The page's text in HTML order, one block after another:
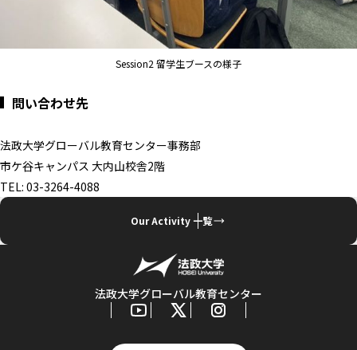
Session2 留学生ブースの様子
問い合わせ先
法政大学グローバル教育センター事務部
市ケ谷キャンパス 大内山校舎2階
TEL: 03-3264-4088
Our Activity 一覧
法政大学グローバル教育センター